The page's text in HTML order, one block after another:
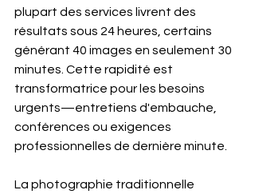
plupart des services livrent des
résultats sous 24 heures, certains
générant 40 images en seulement 30
minutes. Cette rapidité est
transformatrice pour les besoins
urgents—entretiens d'embauche,
conférences ou exigences
professionnelles de dernière minute.
La photographie traditionnelle